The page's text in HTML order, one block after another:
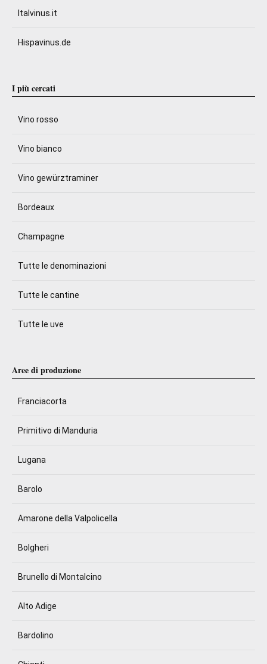
Italvinus.it
Hispavinus.de
I più cercati
Vino rosso
Vino bianco
Vino gewürztraminer
Bordeaux
Champagne
Tutte le denominazioni
Tutte le cantine
Tutte le uve
Aree di produzione
Franciacorta
Primitivo di Manduria
Lugana
Barolo
Amarone della Valpolicella
Bolgheri
Brunello di Montalcino
Alto Adige
Bardolino